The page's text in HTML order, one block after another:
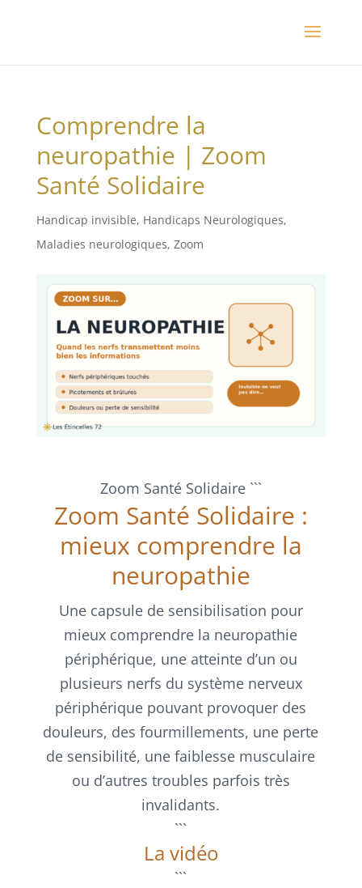
Comprendre la
neuropathie | Zoom
Santé Solidaire
Handicap invisible, Handicaps Neurologiques,
Maladies neurologiques, Zoom
Zoom Santé Solidaire```
Zoom Santé Solidaire :
mieux comprendre la
neuropathie
Une capsule de sensibilisation pour
mieux comprendre la neuropathie
périphérique, une atteinte d’un ou
plusieurs nerfs du système nerveux
périphérique pouvant provoquer des
douleurs, des fourmillements, une perte
de sensibilité, une faiblesse musculaire
ou d’autres troubles parfois très
invalidants.
```
La vidéo
```